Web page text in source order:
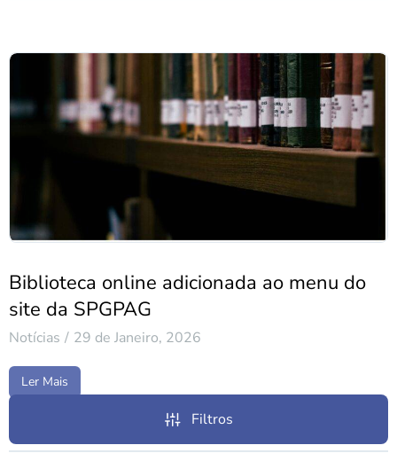
Biblioteca online adicionada ao menu do
site da SPGPAG
Notícias 29 de Janeiro, 2026
Ler Mais
Filtros